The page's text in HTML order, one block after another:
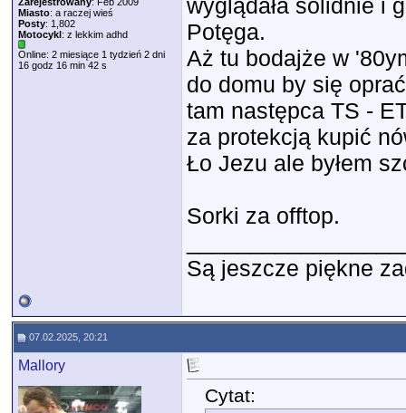
Miasto: a raczej wieś
Posty: 1,802
Motocykl: z lekkim adhd
Online: 2 miesiące 1 tydzień 2 dni
16 godz 16 min 42 s
wyglądała solidnie i
Potęga.
Aż tu bodajże w
do domu by się
tam następca TS -
za protekcją kupić
Ło Jezu ale byłem
Sorki za offtop.
Są jeszcze piękne
07.02.2025, 20:21
Mallory
Cytat: